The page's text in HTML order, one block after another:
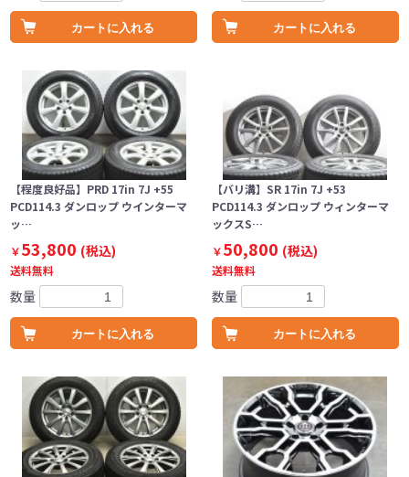
カートに入れる カートに入れる
【程度良好品】PRD 17in 7J +55
PCD114.3 ダンロップ ウインターマ
ッ…
￥53,800 (税込)
送料無料
数量
カートに入れる
【バリ溝】SR 17in 7J +53
PCD114.3 ダンロップ ウィンターマ
ックスS…
￥50,800 (税込)
送料無料
数量
カートに入れる